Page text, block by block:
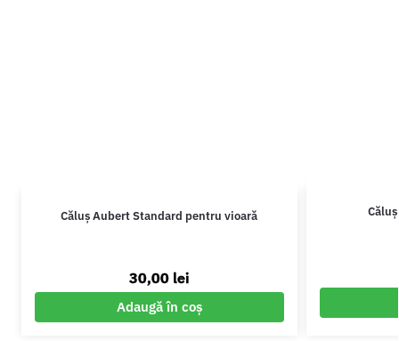
Căluș Aubert Standard pentru vioară
30,00 lei
Adaugă în coș